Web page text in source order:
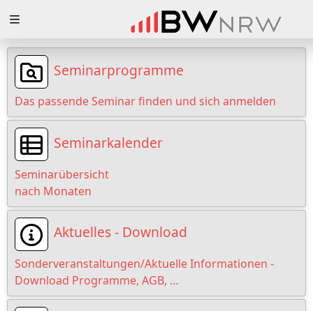
Loading
Loading
Loading
Loading
Loading
Loading
Seminarprogramme
Das passende Seminar finden und sich anmelden
Seminarkalender
Seminarübersicht
nach Monaten
Aktuelles - Download
Sonderveranstaltungen/Aktuelle Informationen -
Download Programme, AGB, …